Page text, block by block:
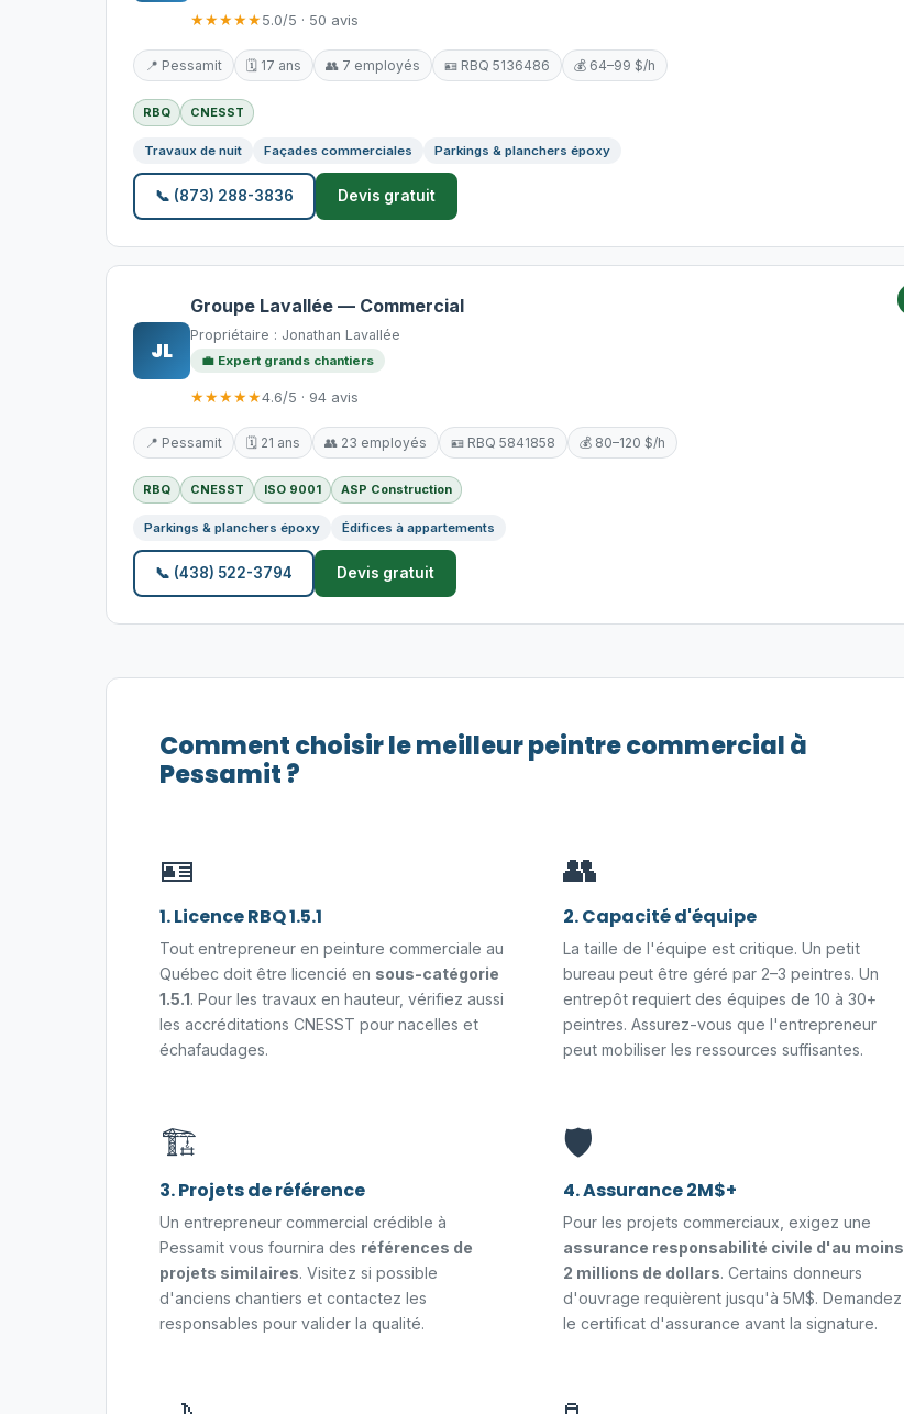
★★★★★5.0/5 · 50 avis
📍 Pessamit 🗓️ 17 ans 👥 7 employés 🪪 RBQ 5136486 💰 64–99 $/h
RBQ CNESST
Travaux de nuit Façades commerciales Parkings & planchers époxy
📞 (873) 288-3836 Devis gratuit
JL
Groupe Lavallée — Commercial
Propriétaire : Jonathan Lavallée
💼 Expert grands chantiers
★★★★★4.6/5 · 94 avis
📍 Pessamit 🗓️ 21 ans 👥 23 employés 🪪 RBQ 5841858 💰 80–120 $/h
RBQ CNESST ISO 9001 ASP Construction
Parkings & planchers époxy Édifices à appartements
📞 (438) 522-3794 Devis gratuit
Comment choisir le meilleur peintre commercial à
Pessamit ?
🪪
1. Licence RBQ 1.5.1
Tout entrepreneur en peinture commerciale au
Québec doit être licencié en sous-catégorie
1.5.1. Pour les travaux en hauteur, vérifiez aussi
les accréditations CNESST pour nacelles et
échafaudages.
👥
2. Capacité d'équipe
La taille de l'équipe est critique. Un petit
bureau peut être géré par 2–3 peintres. Un
entrepôt requiert des équipes de 10 à 30+
peintres. Assurez-vous que l'entrepreneur
peut mobiliser les ressources suffisantes.
🏗️
3. Projets de référence
Un entrepreneur commercial crédible à
Pessamit vous fournira des références de
projets similaires. Visitez si possible
d'anciens chantiers et contactez les
responsables pour valider la qualité.
🛡️
4. Assurance 2M$+
Pour les projets commerciaux, exigez une
assurance responsabilité civile d'au moins
2 millions de dollars. Certains donneurs
d'ouvrage requièrent jusqu'à 5M$. Demandez
le certificat d'assurance avant la signature.